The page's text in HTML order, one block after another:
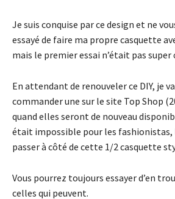
Je suis conquise par ce design et ne
essayé de faire ma propre casquette
mais le premier essai n’était pas super
En attendant de renouveler ce DIY, je
commander une sur le site Top Shop
quand elles seront de nouveau
était impossible pour les fashionistas,
passer à côté de cette 1/2 casquette
Vous pourrez toujours essayer d’en
celles qui peuvent.